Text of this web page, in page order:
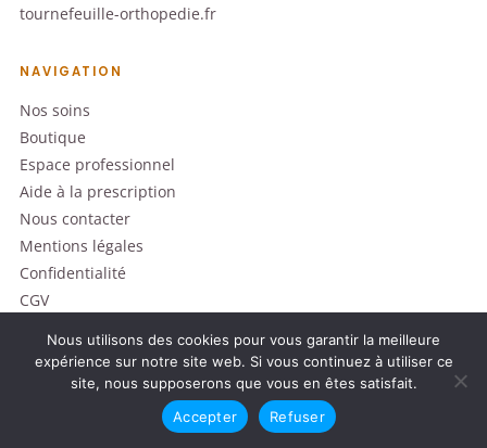
tournefeuille-orthopedie.fr
NAVIGATION
Nos soins
Boutique
Espace professionnel
Aide à la prescription
Nous contacter
Mentions légales
Confidentialité
CGV
© 2026 Tournefeuille Orthopédie
Dispositifs médicaux · Lire attentivement la notice avant utilisation
Nous utilisons des cookies pour vous garantir la meilleure
expérience sur notre site web. Si vous continuez à utiliser ce
site, nous supposerons que vous en êtes satisfait.
Accepter
Refuser